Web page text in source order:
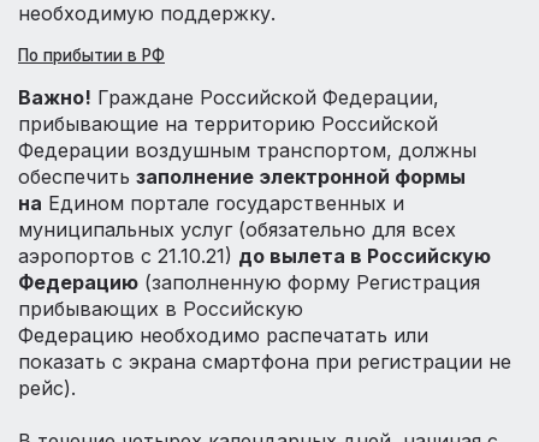
необходимую поддержку.
По прибытии в РФ
Важно! Граждане Российской Федерации,
прибывающие на территорию Российской
Федерации воздушным транспортом, должны
обеспечить заполнение электронной формы
на Едином портале государственных и
муниципальных услуг (обязательно для всех
аэропортов с 21.10.21) до вылета в Российскую
Федерацию (заполненную форму Регистрация
прибывающих в Российскую
Федерацию необходимо распечатать или
показать с экрана смартфона при регистрации не
рейс).